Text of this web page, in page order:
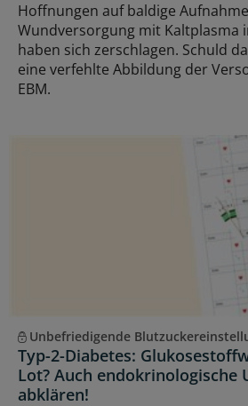
Hoffnungen auf baldige
Wundversorgung mit Kaltplasma
haben sich zerschlagen. Schuld
eine verfehlte Abbildung der
EBM.
Unbefriedigende
Typ-2-Diabetes:
Lot? Auch endokrinologische
abklären!